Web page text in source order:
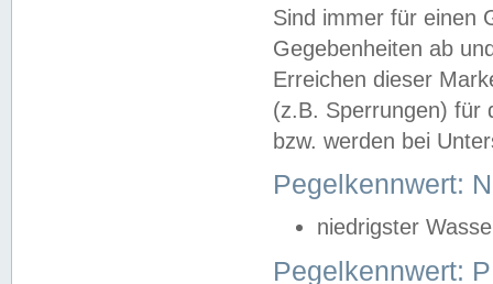
Sind immer für einen
Gegebenheiten ab
Erreichen dieser
(z.B. Sperrungen) für
bzw. werden bei
Pegelkennwert:
niedrigster
Pegelkennwert: